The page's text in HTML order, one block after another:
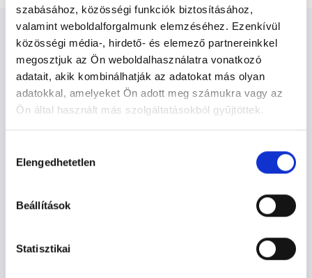
szabásához, közösségi funkciók biztosításához,
valamint weboldalforgalmunk elemzéséhez. Ezenkívül
közösségi média-, hirdető- és elemező partnereinkkel
megosztjuk az Ön weboldalhasználatra vonatkozó
adatait, akik kombinálhatják az adatokat más olyan
adatokkal, amelyeket Ön adott meg számukra vagy az
Ön által használt más szolgáltatásokból gyűjtöttek.
szabályzat:https://foglaljorvost.hu/info/foglaljorvost-
kiválasztása
Elengedhetetlen
Beállítások
Statisztikai
Dietetikus - Dietetika
SZAKTERÜLETEK
Szolgáltatások